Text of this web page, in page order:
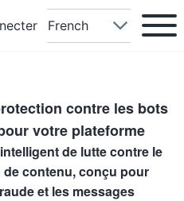
Main
Open
Select your language
menu
contre les bots
votre plateforme
de lutte contre le
contenu, conçu pour
et les messages